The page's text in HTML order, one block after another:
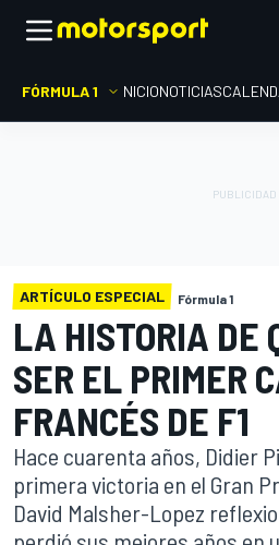
FÓRMULA 1 INICIONOTICIAS
ARTÍCULO ESPECIAL Fórmula 1
LA HISTORIA DE
SER EL PRIMER
FRANCÉS DE F1
Hace cuarenta años, Didier
primera victoria en el Gran
David Malsher-Lopez